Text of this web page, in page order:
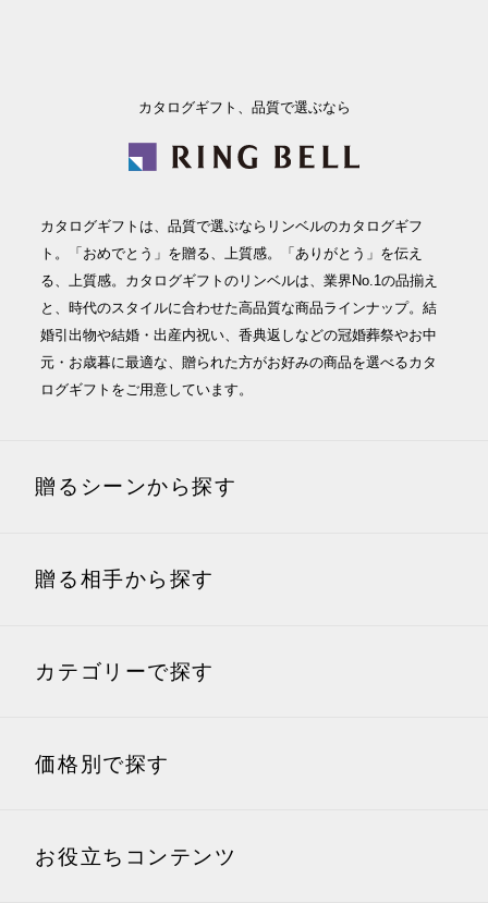
贈るシーンから探す
内祝い(お返し)
贈る相手から探す
祖父
用途別の相手別おすすめ商品
カテゴリーで探す
グルメギフト・食べ物
価格別で探す
2,000円以下
お役立ちコンテンツ
カタログギフト、品質で選ぶなら
カタログギフトは、品質で選ぶならリンベルのカタログギフ
ト。「おめでとう」を贈る、上質感。「ありがとう」を伝え
る、上質感。カタログギフトのリンベルは、業界No.1の品揃え
と、時代のスタイルに合わせた高品質な商品ラインナップ。結
婚引出物や結婚・出産内祝い、香典返しなどの冠婚葬祭やお中
元・お歳暮に最適な、贈られた方がお好みの商品を選べるカタ
ログギフトをご用意しています。